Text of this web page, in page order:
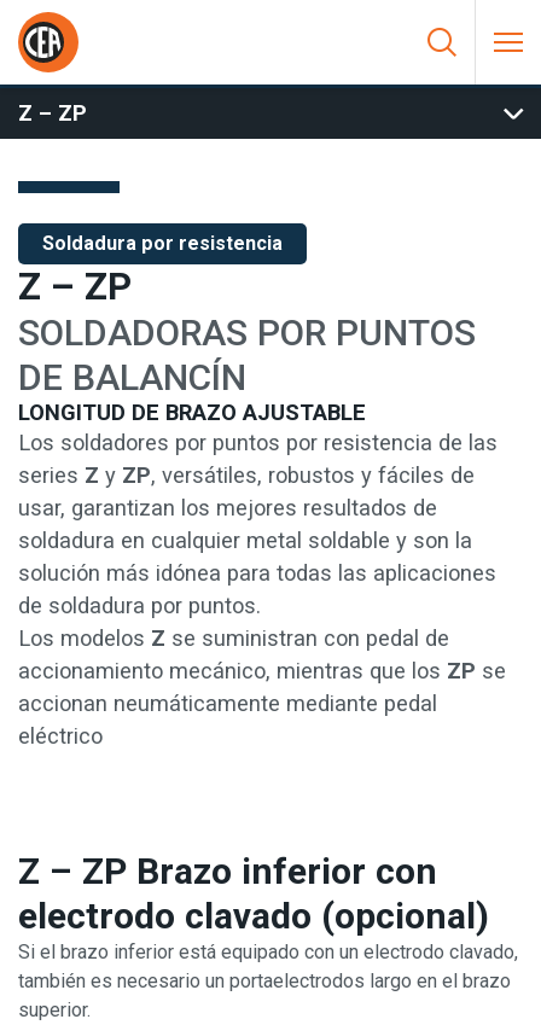
Saltar al contenido
HOME/
PUNTOS Y A PROYECCIÓN
SOLDADORA POR PUNTOS DE
COLUMNA DE BRAZOS OSCILANTES
Z – ZP
Soldadura por resistencia
Z – ZP
SOLDADORAS POR PUNTOS
DE BALANCÍN
LONGITUD DE BRAZO AJUSTABLE
Los soldadores por puntos por resistencia de las
series Z y ZP, versátiles, robustos y fáciles de
usar, garantizan los mejores resultados de
soldadura en cualquier metal soldable y son la
solución más idónea para todas las aplicaciones
de soldadura por puntos.
Los modelos Z se suministran con pedal de
accionamiento mecánico, mientras que los ZP se
accionan neumáticamente mediante pedal
eléctrico
Z – ZP Brazo inferior con
electrodo clavado (opcional)
Si el brazo inferior está equipado con un electrodo clavado,
también es necesario un portaelectrodos largo en el brazo
superior.